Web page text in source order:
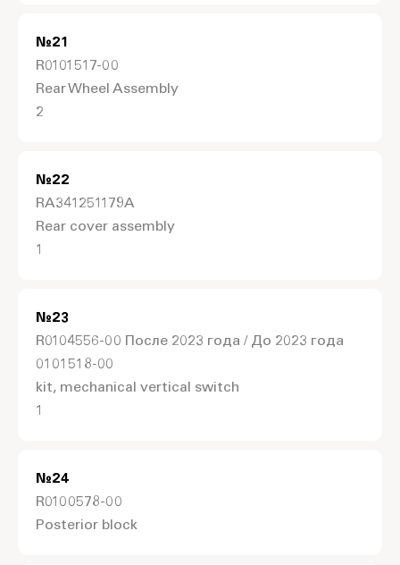
№21
R0101517-00
Rear Wheel Assembly
2
№22
RA341251179A
Rear cover assembly
1
№23
R0104556-00 После 2023 года / До 2023 года
0101518-00
kit, mechanical vertical switch
1
№24
R0100578-00
Posterior block